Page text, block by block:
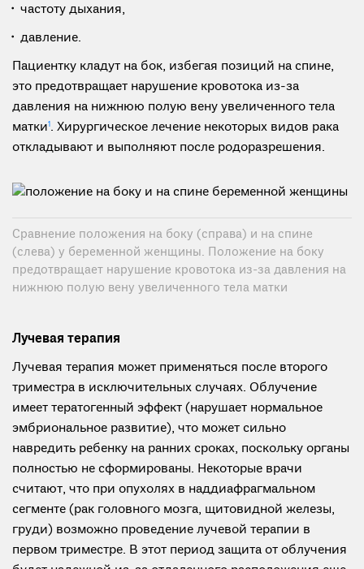
частоту дыхания,
давление.
Пациентку кладут на бок, избегая позиций на спине,
это предотвращает нарушение кровотока из-за
давления на нижнюю полую вену увеличенного тела
матки1. Хирургическое лечение некоторых видов рака
откладывают и выполняют после родоразрешения.
Сравнение положения на боку (справа) и на спине
(слева) у беременной женщины. Положение на боку
предотвращает нарушение кровотока из-за давления на
нижнюю полую вену увеличенного тела матки
Лучевая терапия
Лучевая терапия может применяться после второго
триместра в исключительных случаях. Облучение
имеет тератогенный эффект (нарушает нормальное
эмбриональное развитие), что может сильно
навредить ребенку на ранних сроках, поскольку органы
полностью не сформированы. Некоторые врачи
считают, что при опухолях в наддиафрагмальном
сегменте (рак головного мозга, щитовидной железы,
груди) возможно проведение лучевой терапии в
первом триместре. В этот период защита от облучения